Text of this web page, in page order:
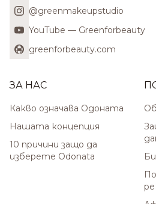
@greenmakeupstudio
YouTube — Greenforbeauty
greenforbeauty.com
ЗА НАС
Какво означава Одоната
Нашата концепция
10 причини защо да
изберете Odonata